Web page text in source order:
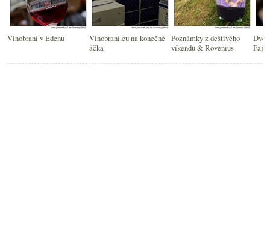
Vinobraní v Edenu
Vinobraní.eu na konečné
áčka
Poznámky z deštivého
víkendu & Rovenius
Dvě